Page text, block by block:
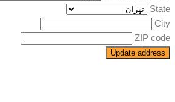
State
City
ZIP code
Update address